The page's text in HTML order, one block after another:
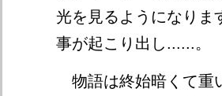
光を見るようになりま
事が起こり出し......。
物語は終始暗くて重